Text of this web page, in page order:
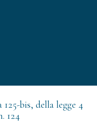
bis, della legge 4
124